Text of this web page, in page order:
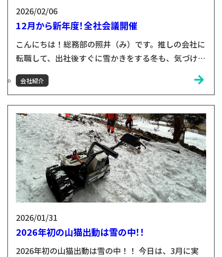
2026/02/06
12月から新年度！全社会議開催
こんにちは！総務部の照井（み）です。推しの会社に
転職して、出社後すぐに雪かきをする冬も、気づけば
4回目。そんな本気の雪が降る1月下旬、マルカンビ
ル大食堂を会場に小友木材店の全社会議＆懇親会が開
友木材店は11月が決算月。そのため、12月から新年
度がスタートする会社なんです。まずは代表から、こ
の1年の振り返りとこれからの取組みについてのお
話。続いて、各部...
会社紹介
2026/01/31
2026年初の山猫出動は雪の中！！
2026年初の山猫出動は雪の中！！ 今日は、3月に実